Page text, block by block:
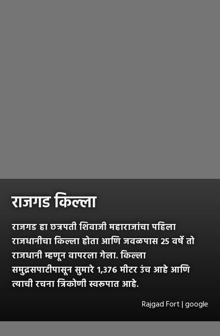
राजगड किल्ला
राजगड हा छत्रपती शिवाजी महाराजांचा पहिला
राजधानीचा किल्ला होता आणि जवळपास २५ वर्षे तो
राजधानी म्हणून वापरला गेला. किल्ला
समुद्रसपाटीपासून सुमारे १,३७६ मीटर उंच आहे आणि
त्याची रचना त्रिकोणी स्वरूपात आहे.
Rajgad Fort | google